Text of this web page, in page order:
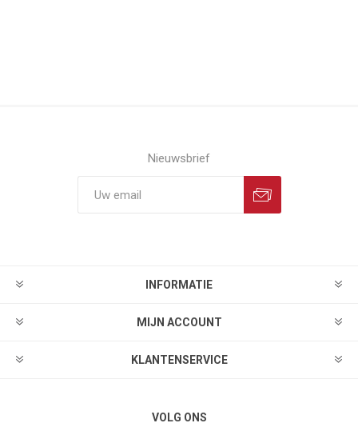
Nieuwsbrief
INFORMATIE
MIJN ACCOUNT
KLANTENSERVICE
VOLG ONS